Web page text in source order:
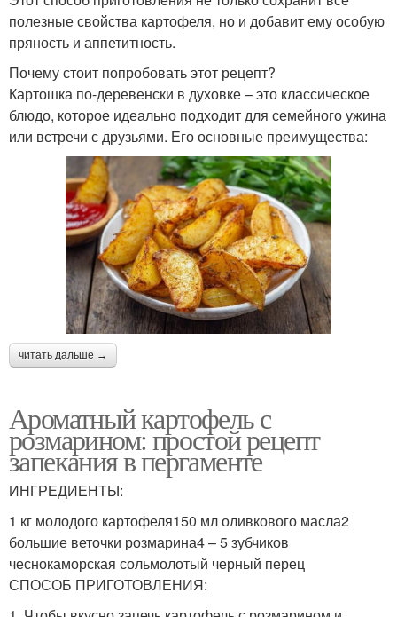
полезные свойства картофеля, но и добавит ему особую
пряность и аппетитность.
Почему стоит попробовать этот рецепт?
Картошка по-деревенски в духовке – это классическое
блюдо, которое идеально подходит для семейного ужина
или встречи с друзьями. Его основные преимущества:
читать дальше →
Ароматный картофель с
розмарином: простой рецепт
запекания в пергаменте
ИНГРЕДИЕНТЫ:
1 кг молодого картофеля150 мл оливкового масла2
большие веточки розмарина4 – 5 зубчиков
чеснокаморская сольмолотый черный перец
СПОСОБ ПРИГОТОВЛЕНИЯ: